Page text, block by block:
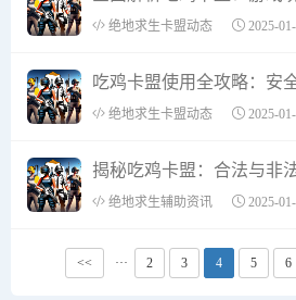
绝地求生卡盟动态 2025-
绝地求生卡盟动态 2025-
绝地求生辅助资讯 2025-
<< ··· 2 3 4 5 6